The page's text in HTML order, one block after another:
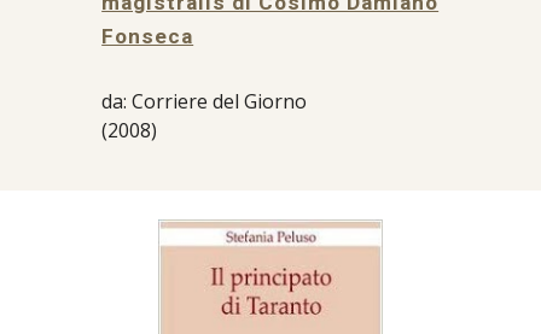
Fonseca
da: Corriere del Giorno
(2008)